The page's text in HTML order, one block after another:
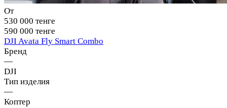
От
530 000 тенге
590 000 тенге
DJI Avata Fly Smart Combo
Бренд
—
DJI
Тип изделия
—
Коптер